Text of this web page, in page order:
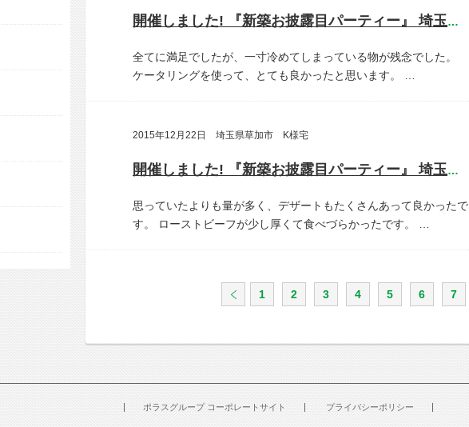
開催しました! 『新築お披露目パーティー』 埼玉県新座市 K様宅
全てに満足でしたが、一寸冷めてしまっている物が残念でした。
ケータリングを使って、とても良かったと思います。
2015年12月22日 埼玉県草加市 K様宅
開催しました! 『新築お披露目パーティー』 埼玉県草加市 K様宅
思っていたよりも量が多く、デザートもたくさんあって良かったで
す。
ローストビーフが少し厚くて食べづらかったです。
1 2 3 4 5 6 7
ポラスグループ コーポレートサイト
プライバシーポリシー